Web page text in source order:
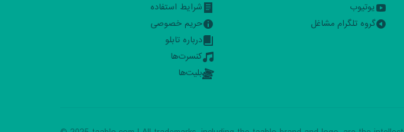
شرایط استفاده
حریم خصوصی
درباره تابلو
کنسرت‌ها
بلیت‌ها
یوتیوب
گروه تلگرام مشاغل